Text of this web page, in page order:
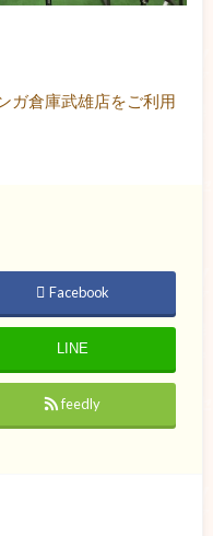
ガ倉庫武雄店をご利用
Facebook
LINE
feedly